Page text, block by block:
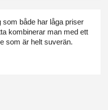
både har låga priser
kombinerar man med ett
som är helt suverän.